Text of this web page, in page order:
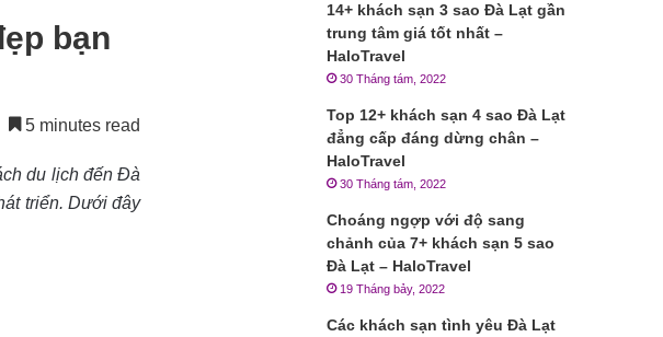
bạn
5 minutes read
du lịch đến Đà
triển. Dưới đây
14+ khách sạn 3 sao Đà Lạt gần
trung tâm giá tốt nhất –
HaloTravel
30 Tháng tám, 2022
Top 12+ khách sạn 4 sao Đà Lạt
đẳng cấp đáng dừng chân –
HaloTravel
30 Tháng tám, 2022
Choáng ngợp với độ sang
chảnh của 7+ khách sạn 5 sao
Đà Lạt – HaloTravel
19 Tháng bảy, 2022
Các khách sạn tình yêu Đà Lạt